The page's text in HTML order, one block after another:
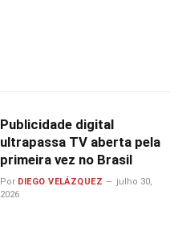
Publicidade digital
ultrapassa TV aberta pela
primeira vez no Brasil
Por DIEGO VELÁZQUEZ
julho 30,
2026